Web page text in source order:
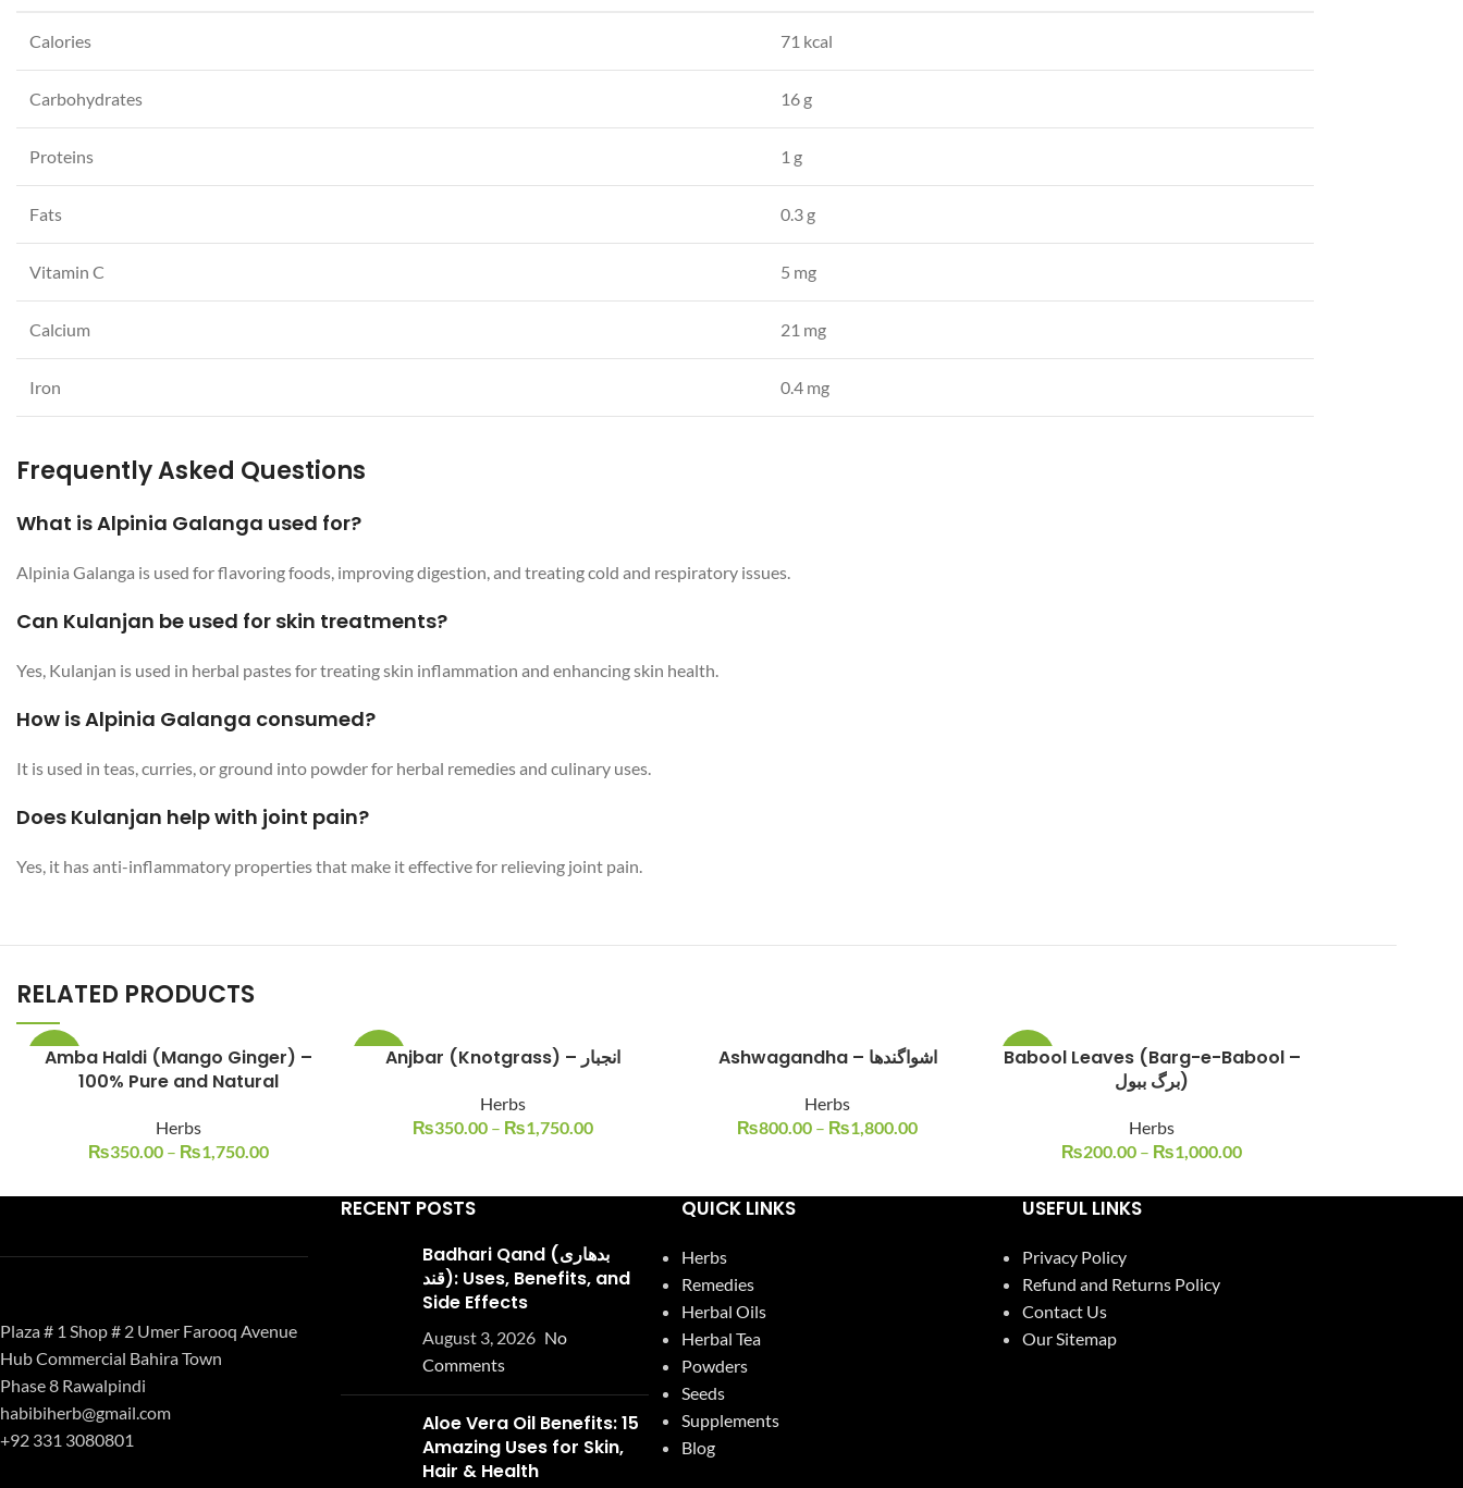
Calories 71 kcal
Carbohydrates 16 g
Proteins 1 g
Fats 0.3 g
Vitamin C 5 mg
Calcium 21 mg
Iron 0.4 mg
Frequently Asked Questions
What is Alpinia Galanga used for?
Alpinia Galanga is used for flavoring foods, improving digestion, and treating cold and respiratory issues.
Can Kulanjan be used for skin treatments?
Yes, Kulanjan is used in herbal pastes for treating skin inflammation and enhancing skin health.
How is Alpinia Galanga consumed?
It is used in teas, curries, or ground into powder for herbal remedies and culinary uses.
Does Kulanjan help with joint pain?
Yes, it has anti-inflammatory properties that make it effective for relieving joint pain.
RELATED PRODUCTS
-13%
Amba Haldi (Mango Ginger) –
100% Pure and Natural
Herbs
₨350.00 – ₨1,750.00
-13% Anjbar (Knotgrass) – انجبار
Herbs
₨350.00 – ₨1,750.00
Ashwagandha – اشواگندھا
Herbs
₨800.00 – ₨1,800.00
-29%
Babool Leaves (Barg-e-Babool –
برگ ببول)
Herbs
₨200.00 – ₨1,000.00
Plaza # 1 Shop # 2 Umer Farooq Avenue
Hub Commercial Bahira Town
Phase 8 Rawalpindi
habibiherb@gmail.com
+92 331 3080801
RECENT POSTS
Badhari Qand (بدھاری
قند): Uses, Benefits, and
Side Effects
August 3, 2026 No
Comments
Aloe Vera Oil Benefits: 15
Amazing Uses for Skin,
Hair & Health
QUICK LINKS
Herbs
Remedies
Herbal Oils
Herbal Tea
Powders
Seeds
Supplements
Blog
USEFUL LINKS
Privacy Policy
Refund and Returns Policy
Contact Us
Our Sitemap